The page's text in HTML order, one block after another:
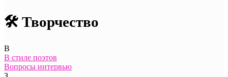
🛠️ Творчество
В
В стиле поэтов
Вопросы интервью